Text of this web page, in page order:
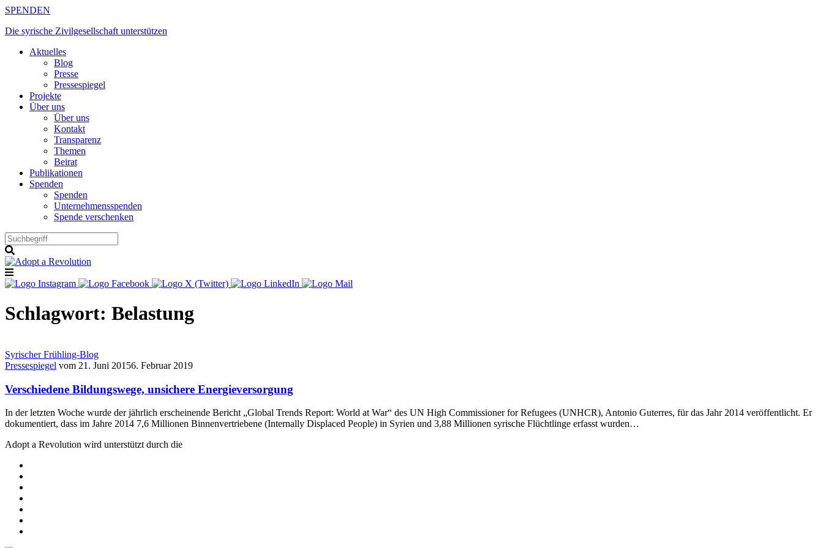
Zum
springen
SPENDEN
Die syrische Zivilgesellschaft unterstützen
Aktuelles
Blog
Presse
Pressespiegel
Projekte
Über uns
Über uns
Kontakt
Transparenz
Themen
Beirat
Publikationen
Spenden
Spenden
Unternehmensspenden
Spende verschenken
Schlagwort: Belastung
Syrischer Frühling-Blog
Pressespiegel vom 21. Juni 20156. Februar 2019
Verschiedene Bildungswege, unsichere Energieversorgung
In der letzten Woche wurde der jährlich erscheinende Bericht „Global Trends Report: World at War“ des UN High Commissioner for Refugees (UNHCR), Antonio Guterres, für das Jahr 2014 veröffentlicht. Er
dokumentiert, dass im Jahre 2014 7,6 Millionen Binnenvertriebene (Internally Displaced People) in Syrien und 3,88 Millionen syrische Flüchtlinge erfasst wurden…
Adopt a Revolution wird unterstützt durch die